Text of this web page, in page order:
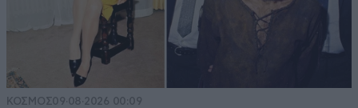
ΚΟΣΜΟΣ09·08·2026 00:09